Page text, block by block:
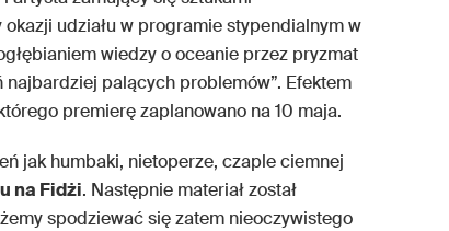
udziału w programie stypendialnym w
wiedzy o oceanie przez pryzmat
palących problemów”. Efektem
premierę zaplanowano na 10 maja.
jak humbaki, nietoperze, czaple ciemnej
na Fidżi. Następnie materiał został
spodziewać się zatem nieoczywistego